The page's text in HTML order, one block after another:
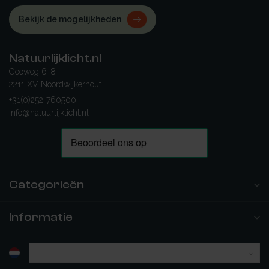
Bekijk de mogelijkheden
Natuurlijklicht.nl
Gooweg 6-8
2211 XV Noordwijkerhout
+31(0)252-760500
info@natuurlijklicht.nl
Categorieën
Informatie